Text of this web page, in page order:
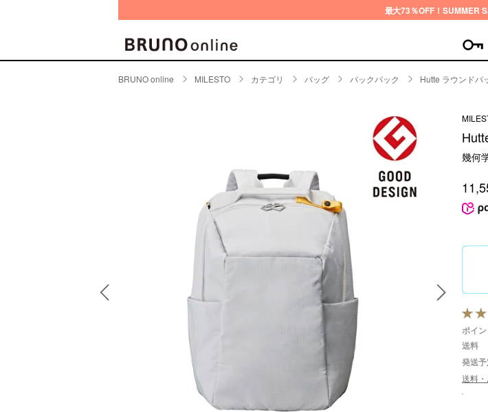
最大73％OFF！SUMMER
ログイン
パスワードをお忘れの方はこち
新規会員登録
more
キッチンツール
キッチンファブリック
イン
家
フ
ピクニックアイテム
ランチボックス・弁当箱
ランチバッグ・クーラートート
その他ピクニックアイテム
ボ
ア
ファッション・トラベル
トラベル小物
ファッション雑貨
ベビ
お
BRUNO online MILESTO カテゴリ バッグ バックパック Hutte ラウンドバ
幾何
ポイン
送料
発送
送料